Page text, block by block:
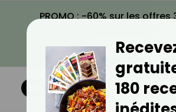
PROMO : -60% sur les offres
VOIR LA PROMO
180